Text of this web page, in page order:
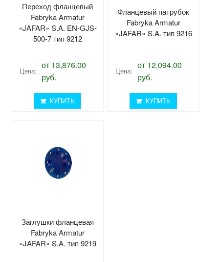
Переход фланцевый
Fabryka Armatur
«JAFAR» S.A. EN-GJS-
500-7 тип 9212
Цена:
от 13,876.00
руб.
КУПИТЬ
Фланцевый патрубок
Fabryka Armatur
«JAFAR» S.A. тип 9216
Цена:
от 12,094.00
руб.
КУПИТЬ
Заглушки фланцевая
Fabryka Armatur
«JAFAR» S.A. тип 9219